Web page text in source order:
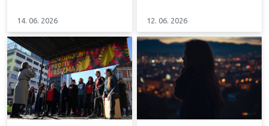
14. 06. 2026 12. 06. 2026